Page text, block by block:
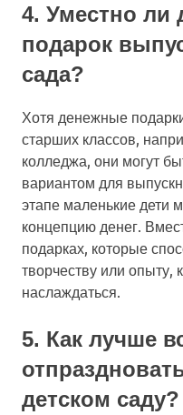
4. Уместно ли
подарок
сада?
Хотя денежные
старших классов,
колледжа, они могут
вариантом для
этапе маленькие дети
концепцию денег.
подарках, которые
творчеству или опыту,
наслаждаться.
5. Как лучше
детском саду?